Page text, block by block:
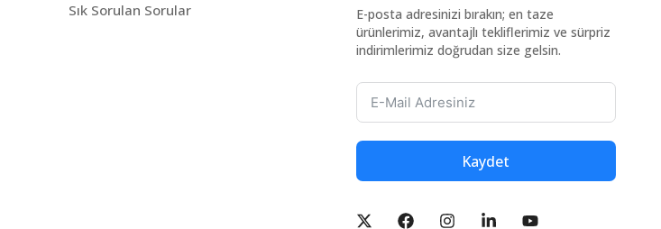
Sık Sorulan Sorular
E-posta adresinizi bırakın; en taze
ürünlerimiz, avantajlı tekliflerimiz ve sürpriz
indirimlerimiz doğrudan size gelsin.
Kaydet